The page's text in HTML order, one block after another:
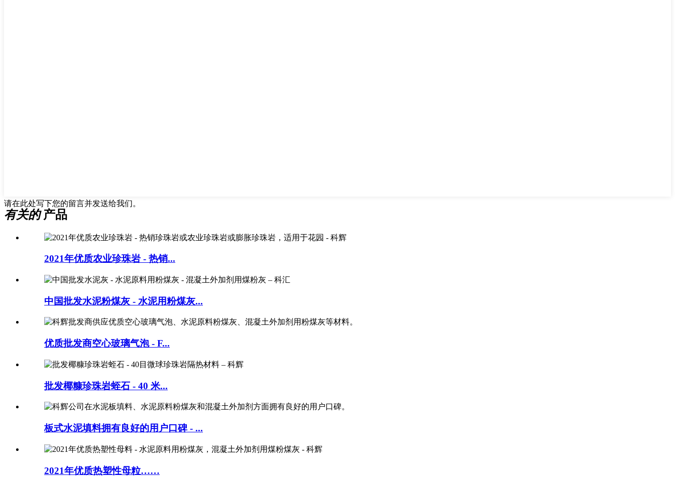
请在此处写下您的留言并发送给我们。
有关的产品
2021年优质农业珍珠岩 - 热销...
中国批发水泥粉煤灰 - 水泥用粉煤灰...
优质批发商空心玻璃气泡 - F...
批发椰糠珍珠岩蛭石 - 40 米...
板式水泥填料拥有良好的用户口碑 - ...
2021年优质热塑性母粒……